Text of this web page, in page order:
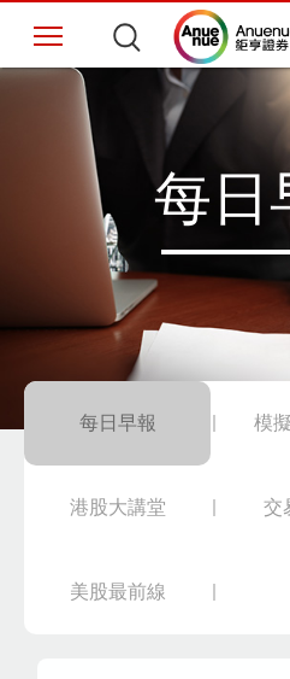
每日
每日早報 模
港股大講堂 交
美股最前線